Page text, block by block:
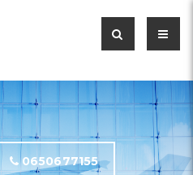
0650677155